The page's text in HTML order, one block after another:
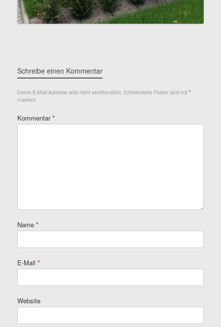
Schreibe einen Kommentar
Deine E-Mail-Adresse wird nicht veröffentlicht. Erforderliche Felder sind mit *
markiert
Kommentar*
Name *
E-Mail *
Website